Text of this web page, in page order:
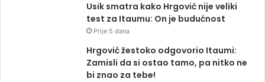
Usik smatra kako Hrgović nije veliki
test za Itaumu: On je budućnost
Prije 5 dana
Hrgović žestoko odgovorio Itaumi:
Zamisli da si ostao tamo, pa nitko ne
bi znao za tebe!